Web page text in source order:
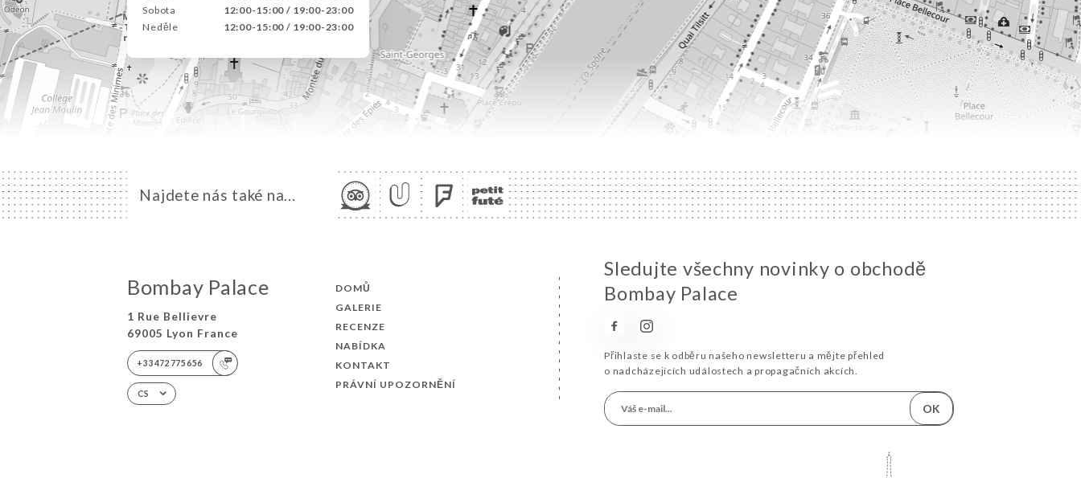
Sobota
12:00-15:00 / 19:00-23:00
Neděle
12:00-15:00 / 19:00-23:00
Najdete nás také na...
Bombay Palace
1 Rue Bellievre
69005 Lyon France
+33472775656
CS
DOMŮ
GALERIE
RECENZE
NABÍDKA
KONTAKT
PRÁVNÍ UPOZORNĚNÍ
Sledujte všechny novinky o obchodě
Bombay Palace
Přihlaste se k odběru našeho newsletteru a mějte přehled
o nadcházejících událostech a propagačních akcích.
OK